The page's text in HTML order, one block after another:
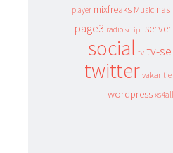
player mixfreaks Music nas
page3 radio script server
social tv tv-
twitter vakantie
wordpress xs4all